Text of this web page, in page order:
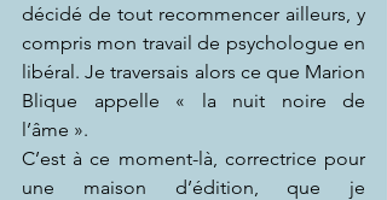
décidé de tout recommencer ailleurs, y
compris mon travail de psychologue en
libéral. Je traversais alors ce que Marion
Blique appelle « la nuit noire de
l’âme ».
C’est à ce moment-là, correctrice pour
une maison d’édition, que je